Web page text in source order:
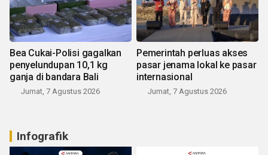
Bea Cukai-Polisi gagalkan
penyelundupan 10,1 kg
ganja di bandara Bali
Jumat, 7 Agustus 2026
Pemerintah perluas akses
pasar jenama lokal ke pasar
internasional
Jumat, 7 Agustus 2026
Infografik